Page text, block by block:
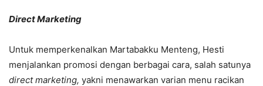
Direct Marketing
Untuk memperkenalkan Martabakku Menteng, Hesti
menjalankan promosi dengan berbagai cara, salah satunya
direct marketing, yakni menawarkan varian menu racikan